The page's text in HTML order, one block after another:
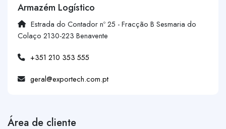
Armazém Logístico
Estrada do Contador nº 25 - Fracção B Sesmaria do
Colaço 2130-223 Benavente
+351 210 353 555
geral@exportech.com.pt
Área de cliente